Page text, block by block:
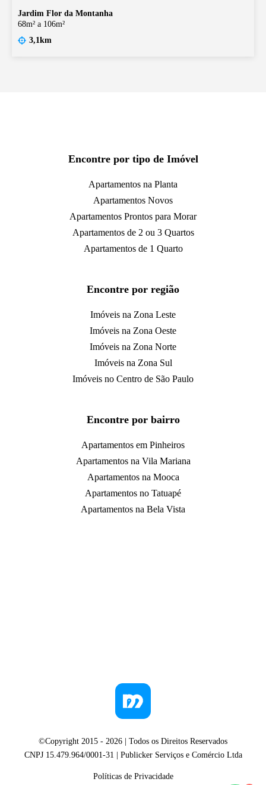
Jardim Flor da Montanha
68m² a 106m²
3,1km
Encontre por tipo de Imóvel
Apartamentos na Planta
Apartamentos Novos
Apartamentos Prontos para Morar
Apartamentos de 2 ou 3 Quartos
Apartamentos de 1 Quarto
Encontre por região
Imóveis na Zona Leste
Imóveis na Zona Oeste
Imóveis na Zona Norte
Imóveis na Zona Sul
Imóveis no Centro de São Paulo
Encontre por bairro
Apartamentos em Pinheiros
Apartamentos na Vila Mariana
Apartamentos na Mooca
Apartamentos no Tatuapé
Apartamentos na Bela Vista
©Copyright 2015 - 2026 | Todos os Direitos Reservados
CNPJ 15.479.964/0001-31 | Publicker Serviços e Comércio Ltda
Políticas de Privacidade